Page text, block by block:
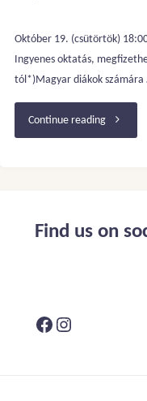
Október 19. (csütörtök)
Ingyenes oktatás,
tól*)Magyar diákok számára
Continue reading"Dániai
Find us on
Facebook
Instagram